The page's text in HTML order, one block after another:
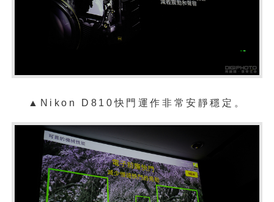
▲ Nikon D810快門運作非常安靜穩定。